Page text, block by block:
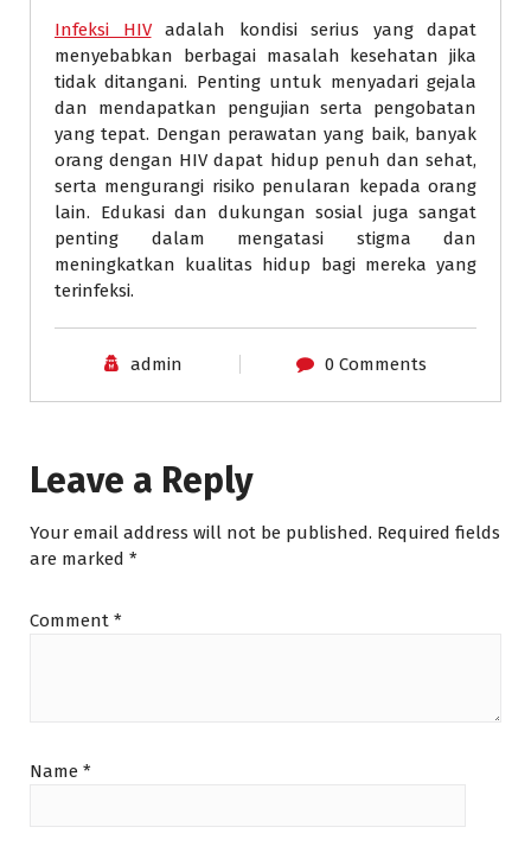
Infeksi HIVadalah kondisi serius yang dapat
menyebabkan berbagai masalah kesehatan jika
tidak ditangani. Penting untuk menyadari gejala
dan mendapatkan pengujian serta pengobatan
yang tepat. Dengan perawatan yang baik, banyak
orang dengan HIV dapat hidup penuh dan sehat,
serta mengurangi risiko penularan kepada orang
lain. Edukasi dan dukungan sosial juga sangat
penting dalam mengatasi stigma dan
meningkatkan kualitas hidup bagi mereka yang
terinfeksi.
admin 0 Comments
Leave a Reply
Your email address will not be published. Required fields
are marked *
Comment *
Name *